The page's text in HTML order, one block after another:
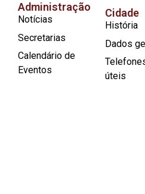
Administração
Notícias
Secretarias
Calendário de
Eventos
Cidade
História
Dados
úteis